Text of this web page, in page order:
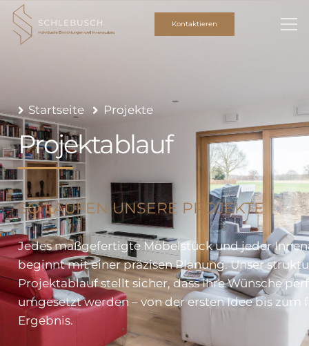
Kontaktieren
Startseite Projekte
Projektablauf
SO LAUFEN UNSERE PROJEKTE
Jedes maßgefertigte Möbelstück und jeder
beginnt mit einer präzisen Planung. Unser
Projektablauf stellt sicher, dass Ihre Wünsche
umgesetzt werden – von der ersten Idee bis zum
Ergebnis.